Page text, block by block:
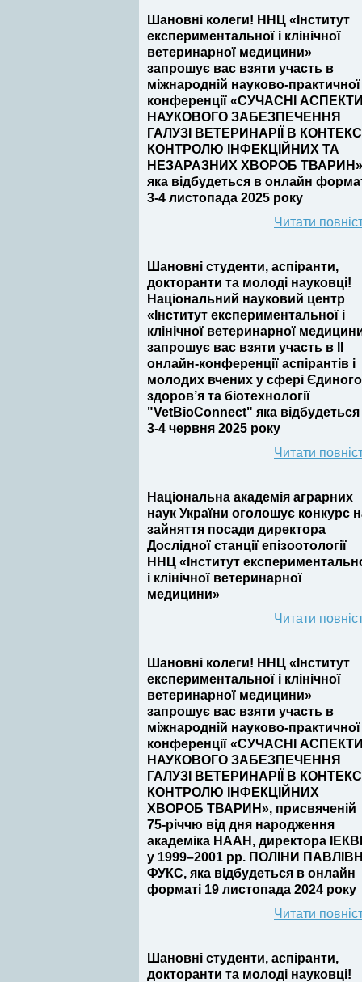
Шановні колеги! ННЦ «Інститут
експериментальної і клінічної
ветеринарної медицини»
запрошує вас взяти участь в
міжнародній науково-практичної
конференції «СУЧАСНІ АСПЕКТИ
НАУКОВОГО ЗАБЕЗПЕЧЕННЯ
ГАЛУЗІ ВЕТЕРИНАРІЇ В
КОНТРОЛЮ ІНФЕКЦІЙНИХ ТА
НЕЗАРАЗНИХ ХВОРОБ
яка відбудеться в онлайн
3-4 листопада 2025 року
Читати
Шановні студенти, аспіранти,
докторанти та молоді науковці!
Національний науковий центр
«Інститут експериментальної і
клінічної ветеринарної
запрошує вас взяти участь в II
онлайн-конференції аспірантів і
молодих вчених у сфері Єдиного
здоров’я та біотехнології
"VetBioConnect" яка відбудеться
3-4 червня 2025 року
Читати
Національна академія аграрних
наук України оголошує конкурс
зайняття посади директора
Дослідної станції епізоотології
ННЦ «Інститут
і клінічної ветеринарної
медицини»
Читати
Шановні колеги! ННЦ «Інститут
експериментальної і клінічної
ветеринарної медицини»
запрошує вас взяти участь в
міжнародній науково-практичної
конференції «СУЧАСНІ АСПЕКТИ
НАУКОВОГО ЗАБЕЗПЕЧЕННЯ
ГАЛУЗІ ВЕТЕРИНАРІЇ В
КОНТРОЛЮ ІНФЕКЦІЙНИХ
ХВОРОБ ТВАРИН», присвяченій
75-річчю від дня народження
академіка НААН, директора
у 1999–2001 рр. ПОЛІНИ
ФУКС, яка відбудеться в онлайн
форматі 19 листопада 2024 року
Читати
Шановні студенти, аспіранти,
докторанти та молоді науковці!